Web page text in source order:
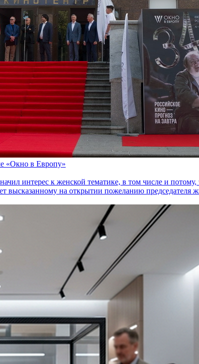
«Окно в Европу»
интерес к женской тематике, в том числе и
высказанному на открытии пожеланию председателя